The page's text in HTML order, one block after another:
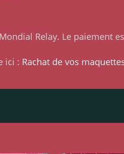
Relay. Le paiement
ici : Rachat de vos